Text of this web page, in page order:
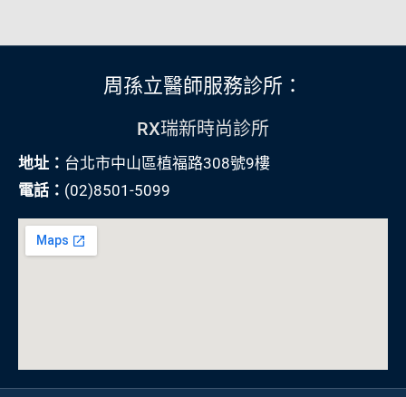
周孫立醫師服務診所：
RX瑞新時尚診所
地址： 台北市中山區植福路308號9樓
電話： (02)8501-5099